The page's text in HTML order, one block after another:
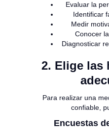
Evaluar la
Identificar
Medir
Conocer
Diagnosticar
2. Elige las
Para realizar una
confiable,
Encuestas